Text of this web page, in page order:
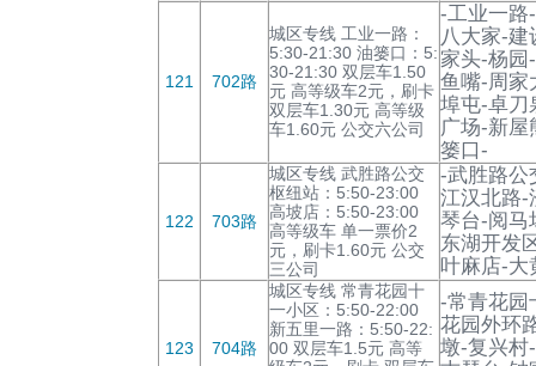
121 702路
城区专线 工业一路：
5:30-21:30 油篓口：5:
30-21:30 双层车1.50
元 高等级车2元，刷卡
双层车1.30元 高等级
车1.60元 公交六公司
-工业一路
八大家-
家头-杨园
鱼嘴-周家
埠屯-卓刀
广场-新
篓口-
122 703路
城区专线 武胜路公交
枢纽站：5:50-23:00
高坡店：5:50-23:00
高等级车 单一票价2
元，刷卡1.60元 公交
三公司
-武胜路公
江汉北路-
琴台-阅马
东湖开发
叶麻店-大
123 704路
城区专线 常青花园十
一小区：5:50-22:00
新五里一路：5:50-22:
00 双层车1.5元 高等
-常青花园
花园外环
墩-复兴村